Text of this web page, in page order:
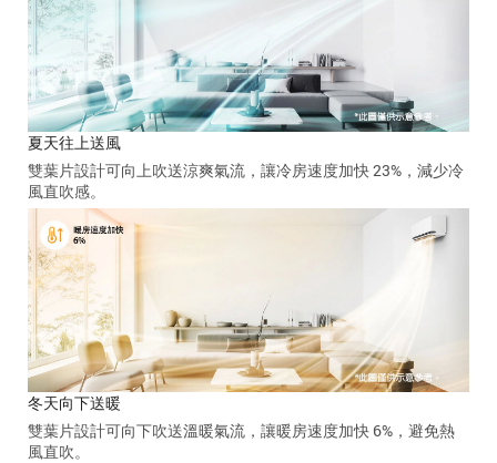
夏天往上送風
雙葉片設計可向上吹送涼爽氣流，讓冷房速度加快 23%，減少冷
風直吹感。
冬天向下送暖
雙葉片設計可向下吹送溫暖氣流，讓暖房速度加快 6%，避免熱
風直吹。